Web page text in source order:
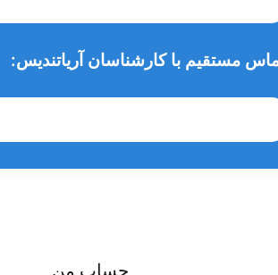
مستقیم با کارشناسان آریاتندیس:
حساب من